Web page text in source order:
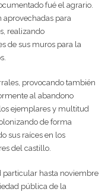
fué el agrario.
aprovechadas para
realizando
de sus muros para la
provocando también
al abandono
ejemplares y multitud
de forma
sus raíces en los
del castillo.
particular hasta noviembre
pública de la